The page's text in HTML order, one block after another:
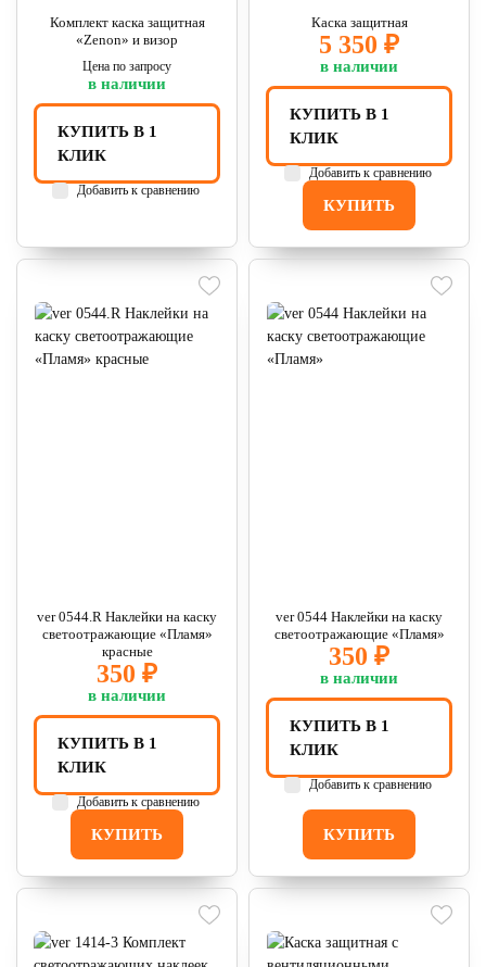
Комплект каска защитная
«Zenon» и визор
Цена по запросу
в наличии
КУПИТЬ В 1
КЛИК
Добавить к сравнению
Каска защитная
5 350 ₽
в наличии
КУПИТЬ
КУПИТЬ В 1
КЛИК
Добавить к сравнению
ver 0544.R Наклейки на каску
светоотражающие «Пламя»
красные
350 ₽
в наличии
КУПИТЬ
КУПИТЬ В 1
КЛИК
Добавить к сравнению
ver 0544 Наклейки на каску
светоотражающие «Пламя»
350 ₽
в наличии
КУПИТЬ
КУПИТЬ В 1
КЛИК
Добавить к сравнению